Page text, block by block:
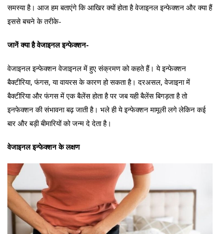
समस्या है। आज हम बताएंगे कि आखिर क्यों होता है वेजाइनल इन्फेक्शन और क्या हैं
इससे बचने के तरीके-
जानें क्या है वेजाइनल इन्फेक्शन-
वेजाइनल इन्फेक्शन वेजाइनल में हुए संक्रमण को कहते हैं। ये इन्फेक्शन
बैक्टीरिया, फंगस, या वायरस के कारण हो सकता है। दरअसल, वेजाइना में
बैक्टीरिया और फंगस में एक बैलेंस होता है पर जब यही बैलेंस बिगड़ता है तो
इनफेक्शन की संभावना बढ़ जाती है। भले ही ये इन्फेक्शन मामूली लगे लेकिन कई
बार और बड़ी बीमारियों को जन्म दे देता है।
वेजाइनल इन्फेक्शन के लक्षण